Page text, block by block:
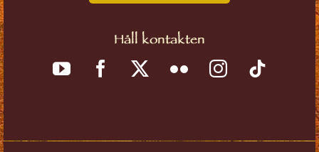
Håll kontakten